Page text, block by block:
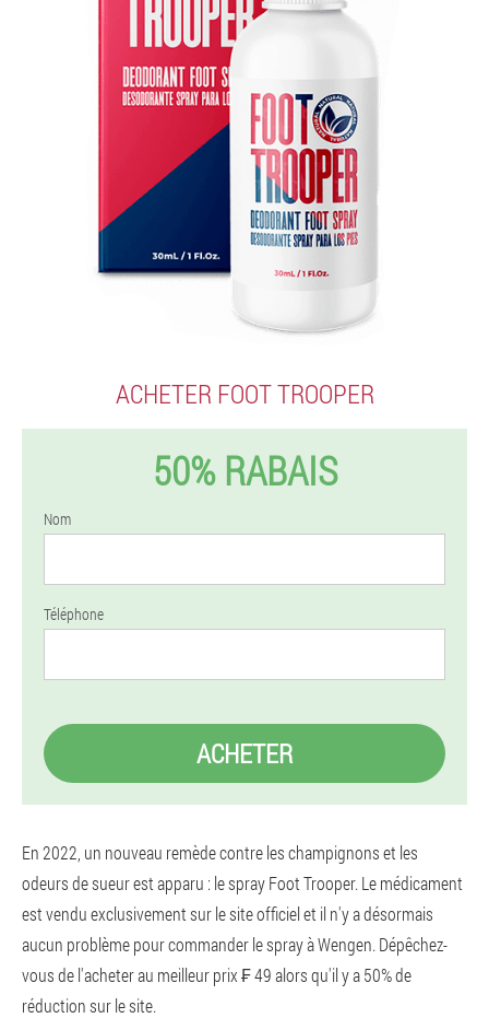
ACHETER FOOT TROOPER
50% RABAIS
Nom
Téléphone
ACHETER
En 2022, un nouveau remède contre les champignons et les
odeurs de sueur est apparu : le spray Foot Trooper. Le médicament
est vendu exclusivement sur le site officiel et il n'y a désormais
aucun problème pour commander le spray à Wengen. Dépêchez-
vous de l'acheter au meilleur prix ₣ 49 alors qu'il y a 50% de
réduction sur le site.